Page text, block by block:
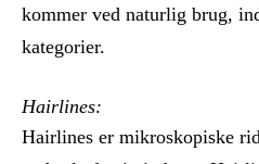
kommer ved naturlig brug,
kategorier.
Hairlines:
Hairlines er mikroskopiske